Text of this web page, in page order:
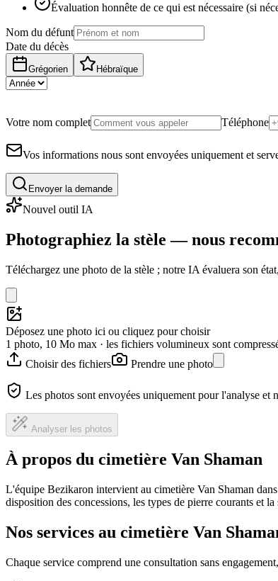
Évaluation honnête de ce qui est nécessaire (si
Nom du défunt
Date du décès
Grégorien Hébraïque
Votre nom complet Téléphone
Vos informations nous sont envoyées uniquement et
Envoyer la demande
Nouvel outil IA
Photographiez la stèle — nous
Téléchargez une photo de la stèle ; notre IA évaluera son
Déposez une photo ici ou cliquez pour choisir
1 photo, 10 Mo max · les fichiers volumineux sont
Choisir des fichiers
Prendre une photo
Les photos sont envoyées uniquement pour l'analyse et
Analyser les photos
À propos du cimetière Van Shaman
L'équipe Bezikaron intervient au cimetière Van Shaman
disposition des concessions, les types de pierre courants et
Nos services au cimetière Van
Chaque service comprend une consultation sans